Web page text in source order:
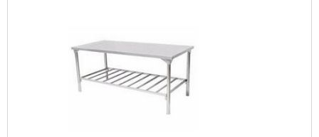
pintura epóxi ou aplicação do banho de
cromo, responsáveis pela garantia do.